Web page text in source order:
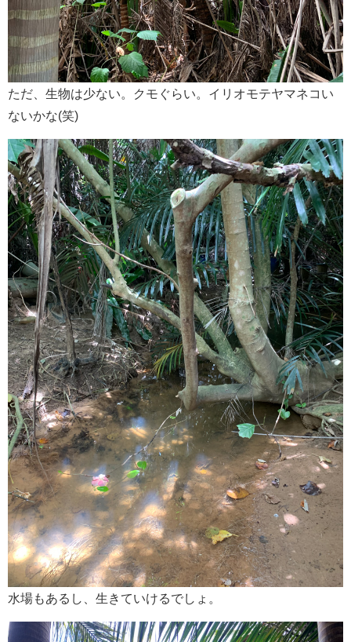
ただ、生物は少ない。クモぐらい。イリオモテヤマネコい
ないかな(笑)
水場もあるし、生きていけるでしょ。